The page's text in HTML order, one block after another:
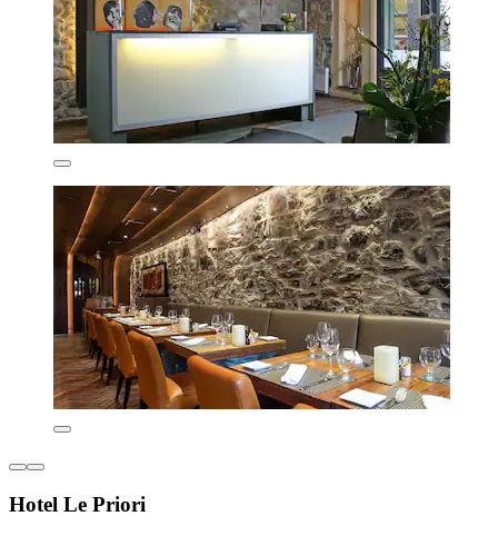
Hotel Le Priori